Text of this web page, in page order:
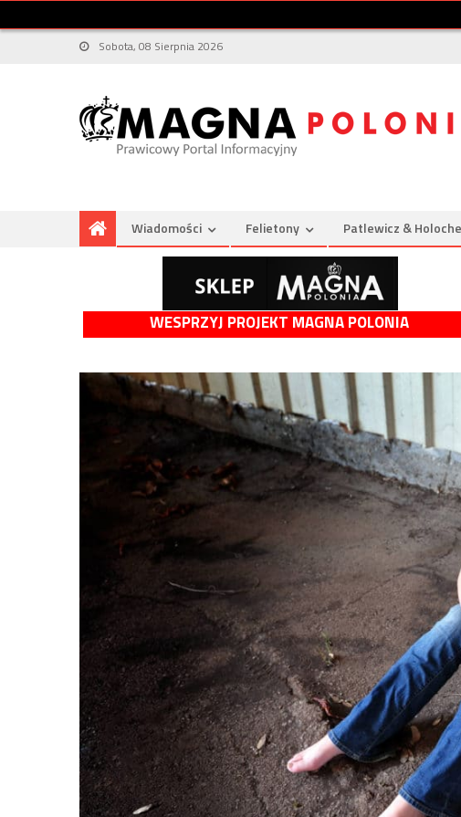
Sobota, 08 Sierpnia 2026
Wiadomości Felietony Patlewicz &
WESPRZYJ PROJEKT MAGNA POLONIA